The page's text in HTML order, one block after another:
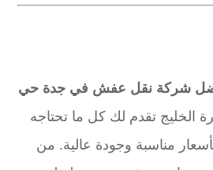
شركة نقل عفش في جدة حي
الخليج تقدم لك كل ما تحتاجه
مناسبة وجودة عالية. من